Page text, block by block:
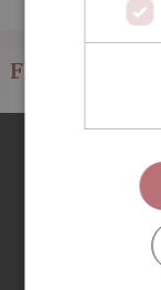
Fler nyheter